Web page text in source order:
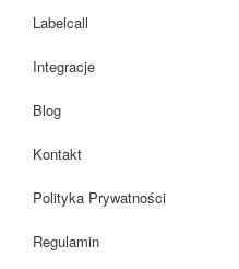
Labelcall
Integracje
Blog
Kontakt
Polityka Prywatności
Regulamin